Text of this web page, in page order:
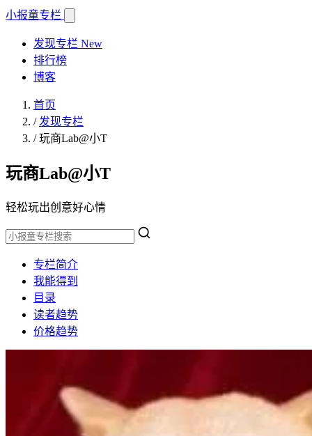
小报童专栏
发现专栏 New
排行榜
博客
首页
/ 发现专栏
/玩商Lab@小T
玩商Lab@小T
轻松玩出创意好心情
专栏简介
我能得到
目录
读者趋势
价格趋势